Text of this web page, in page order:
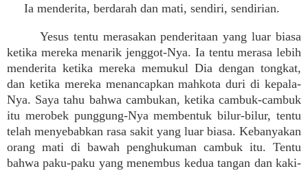
Ia menderita, berdarah dan mati, sendiri, sendirian.
Yesus tentu merasakan penderitaan yang luar biasa
ketika mereka menarik jenggot-Nya. Ia tentu merasa lebih
menderita ketika mereka memukul Dia dengan tongkat,
dan ketika mereka menancapkan mahkota duri di kepala-
Nya. Saya tahu bahwa cambukan, ketika cambuk-cambuk
itu merobek punggung-Nya membentuk bilur-bilur, tentu
telah menyebabkan rasa sakit yang luar biasa. Kebanyakan
orang mati di bawah penghukuman cambuk itu. Tentu
bahwa paku-paku yang menembus kedua tangan dan kaki-